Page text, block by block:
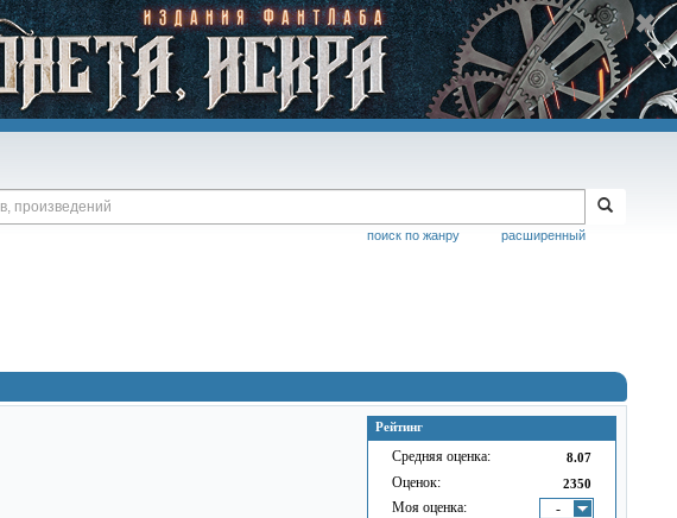
расширенный
поиск по жанру
Рейтинг
Средняя оценка: 8.07
Оценок: 2350
Моя оценка: -